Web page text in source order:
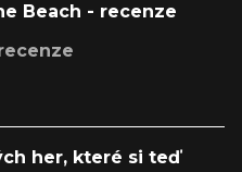
Beach - recenze
her, které si teď